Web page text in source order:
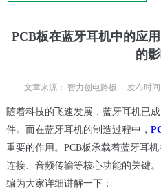
PCB板在蓝牙耳机中的应
的
文章来源： 智力创电路板 发布时
随着科技的飞速发展，蓝牙耳机已
件。而在蓝牙耳机的制造过程中，
重要的作用。PCB板承载着蓝牙耳
连接、音频传输等核心功能的关键
编为大家详细讲解一下：